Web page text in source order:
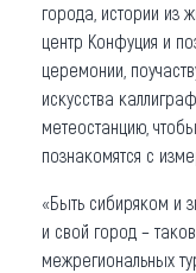
города, истории из
центр Конфуция и
церемонии,
искусства
метеостанцию,
познакомятся с
«Быть сибиряком и
и свой город –
межрегиональных